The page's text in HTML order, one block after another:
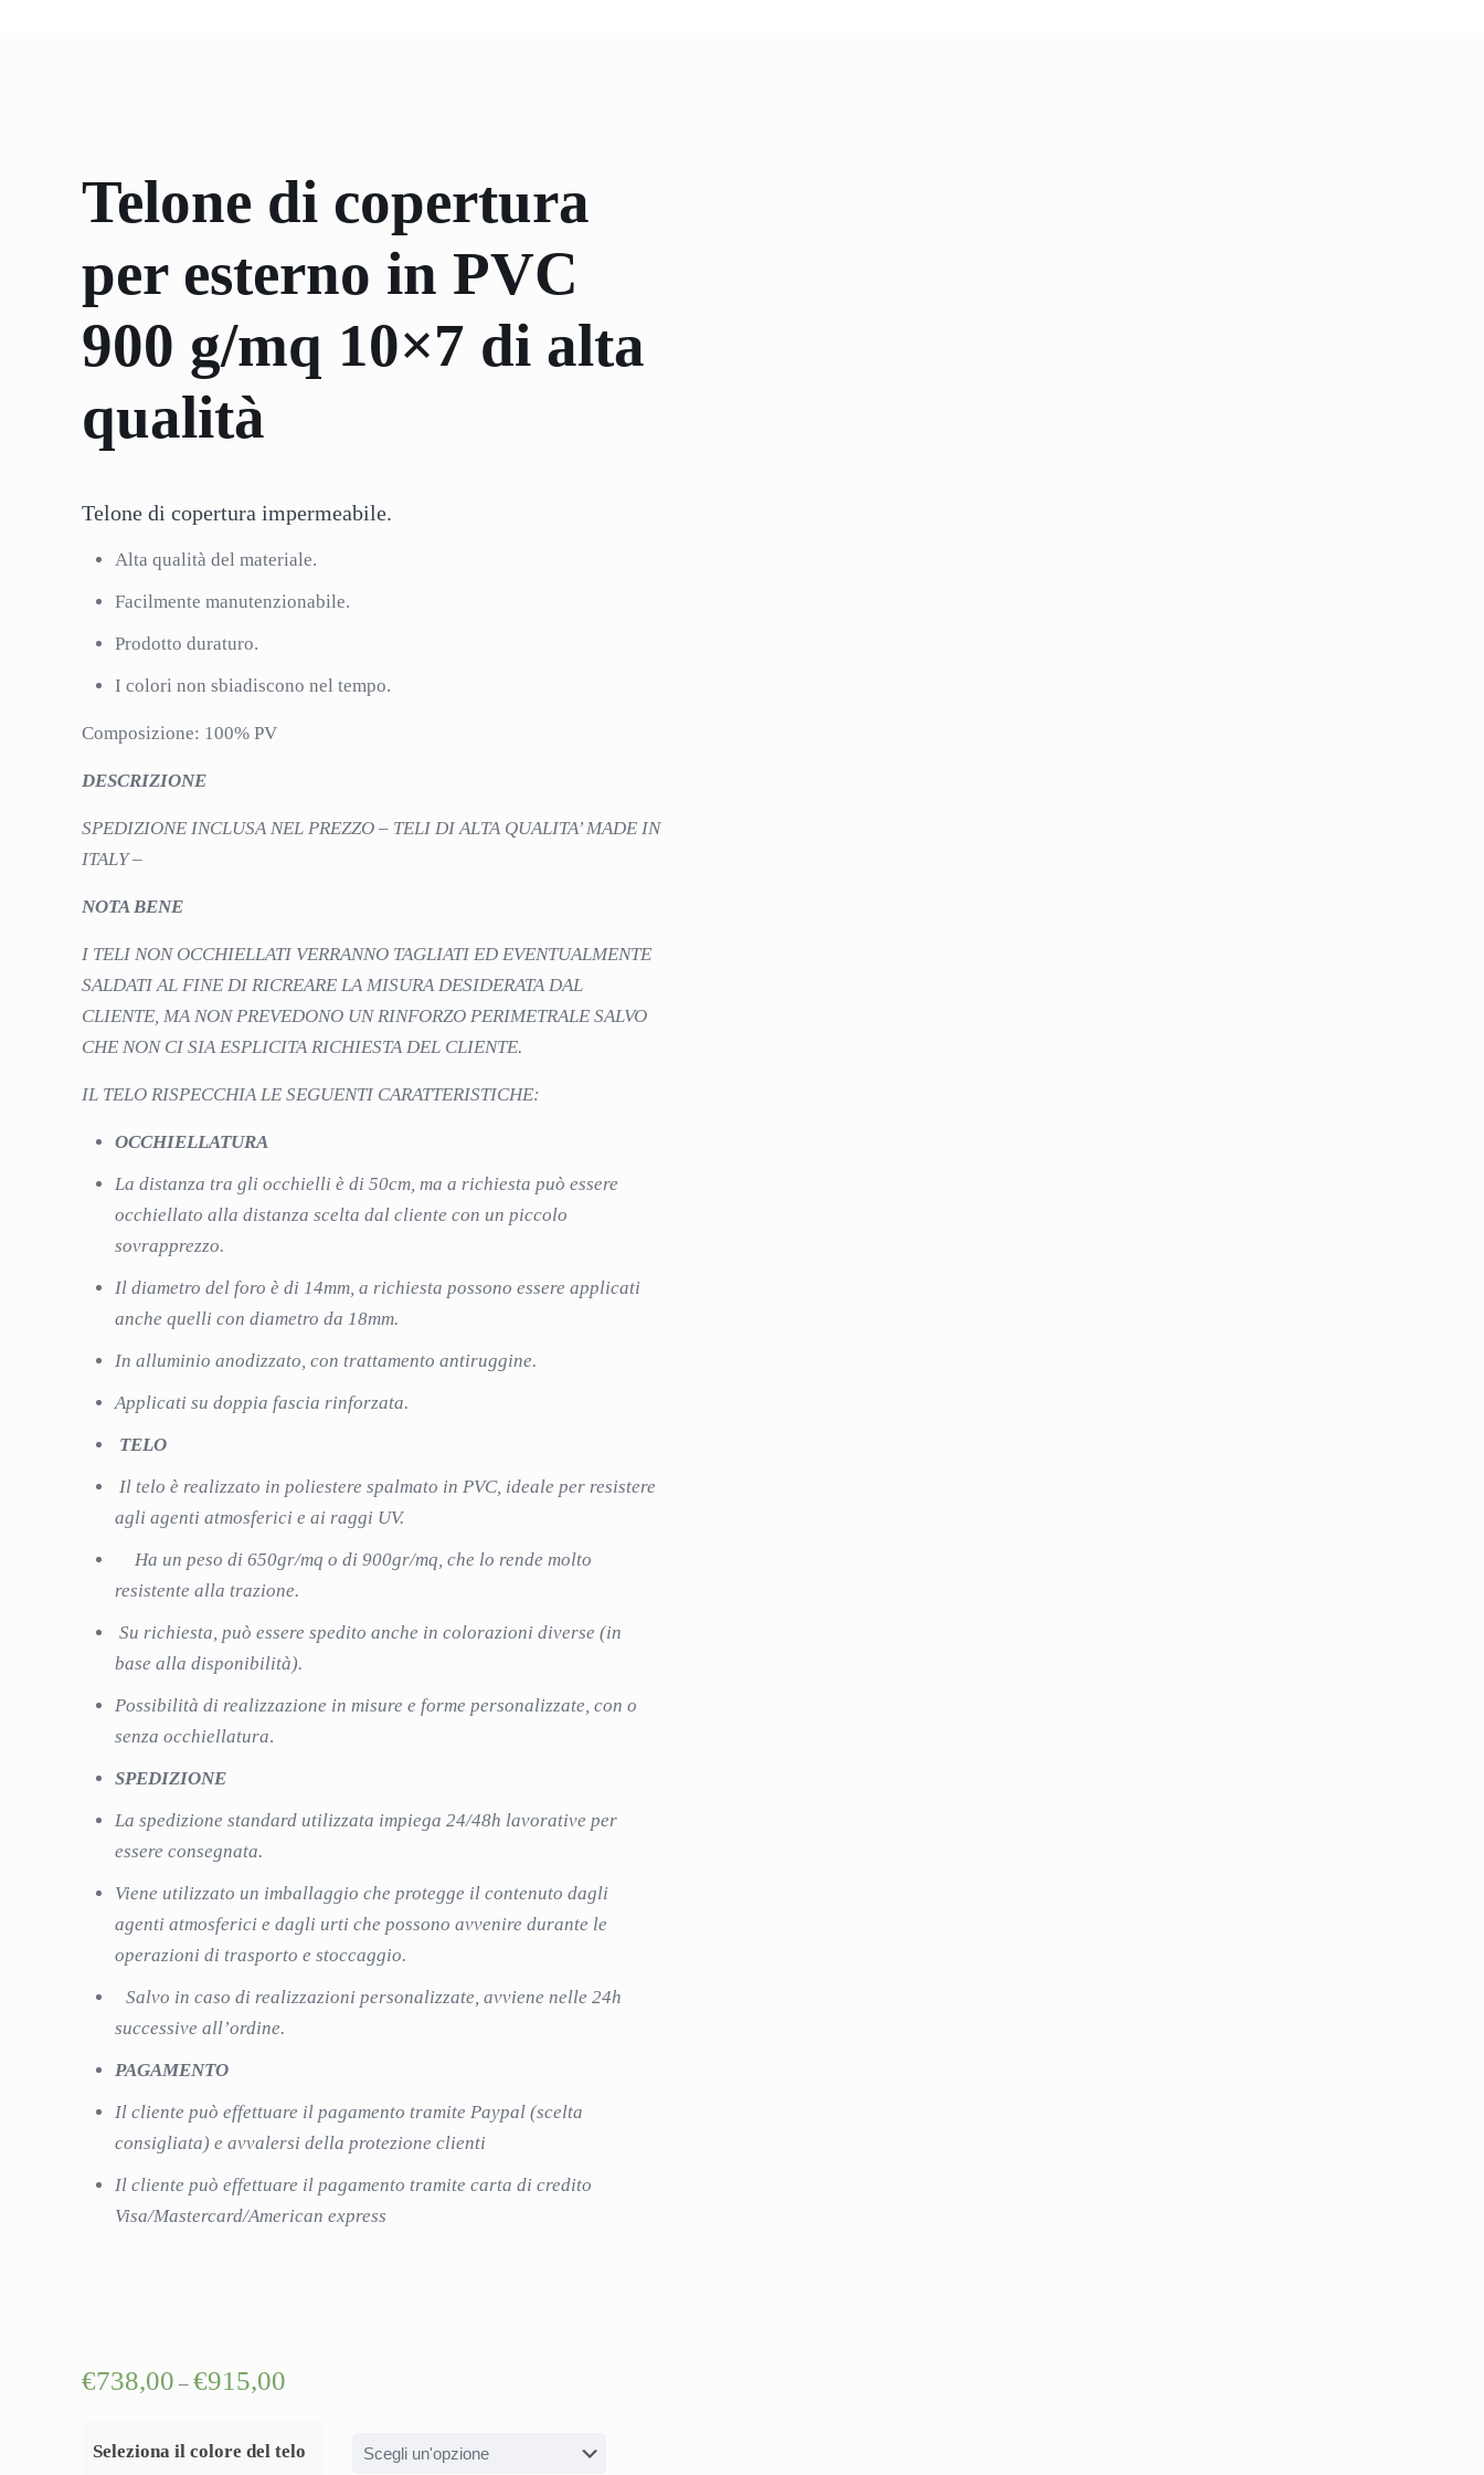
Telone di copertura
per esterno in PVC
900 g/mq 10×7 di alta
qualità
Telone di copertura impermeabile.
Alta qualità del materiale.
Facilmente manutenzionabile.
Prodotto duraturo.
I colori non sbiadiscono nel tempo.
Composizione: 100% PV
DESCRIZIONE
SPEDIZIONE INCLUSA NEL PREZZO – TELI DI ALTA QUALITA’ MADE IN
ITALY –
NOTA BENE
I TELI NON OCCHIELLATI VERRANNO TAGLIATI ED EVENTUALMENTE
SALDATI AL FINE DI RICREARE LA MISURA DESIDERATA DAL
CLIENTE, MA NON PREVEDONO UN RINFORZO PERIMETRALE SALVO
CHE NON CI SIA ESPLICITA RICHIESTA DEL CLIENTE.
IL TELO RISPECCHIA LE SEGUENTI CARATTERISTICHE:
OCCHIELLATURA
La distanza tra gli occhielli è di 50cm, ma a richiesta può essere
occhiellato alla distanza scelta dal cliente con un piccolo
sovrapprezzo.
Il diametro del foro è di 14mm, a richiesta possono essere applicati
anche quelli con diametro da 18mm.
In alluminio anodizzato, con trattamento antiruggine.
Applicati su doppia fascia rinforzata.
TELO
Il telo è realizzato in poliestere spalmato in PVC, ideale per resistere
agli agenti atmosferici e ai raggi UV.
Ha un peso di 650gr/mq o di 900gr/mq, che lo rende molto
resistente alla trazione.
Su richiesta, può essere spedito anche in colorazioni diverse (in
base alla disponibilità).
Possibilità di realizzazione in misure e forme personalizzate, con o
senza occhiellatura.
SPEDIZIONE
La spedizione standard utilizzata impiega 24/48h lavorative per
essere consegnata.
Viene utilizzato un imballaggio che protegge il contenuto dagli
agenti atmosferici e dagli urti che possono avvenire durante le
operazioni di trasporto e stoccaggio.
Salvo in caso di realizzazioni personalizzate, avviene nelle 24h
successive all’ordine.
PAGAMENTO
Il cliente può effettuare il pagamento tramite Paypal (scelta
consigliata) e avvalersi della protezione clienti
Il cliente può effettuare il pagamento tramite carta di credito
Visa/Mastercard/American express
€738,00 – €915,00
Seleziona il colore del telo
Privacy Policy